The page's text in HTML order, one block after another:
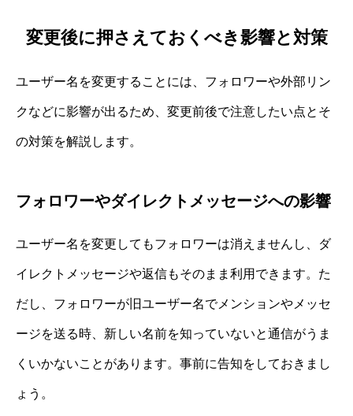
変更後に押さえておくべき影響と対策
ユーザー名を変更することには、フォロワーや外部リン
クなどに影響が出るため、変更前後で注意したい点とそ
の対策を解説します。
フォロワーやダイレクトメッセージへの影響
ユーザー名を変更してもフォロワーは消えませんし、ダ
イレクトメッセージや返信もそのまま利用できます。た
だし、フォロワーが旧ユーザー名でメンションやメッセ
ージを送る時、新しい名前を知っていないと通信がうま
くいかないことがあります。事前に告知をしておきまし
ょう。